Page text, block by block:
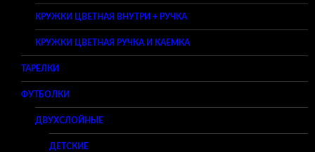
КРУЖКИ ЦВЕТНАЯ ВНУТРИ + РУЧКА
КРУЖКИ ЦВЕТНАЯ РУЧКА И КАЕМКА
ТАРЕЛКИ
ФУТБОЛКИ
ДВУХСЛОЙНЫЕ
ДЕТСКИЕ